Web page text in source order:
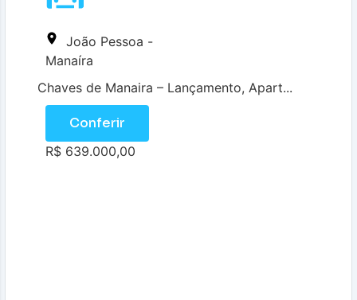
João Pessoa -
Manaíra
Chaves de Manaira – Lançamento, Apart...
Conferir
R$ 639.000,00